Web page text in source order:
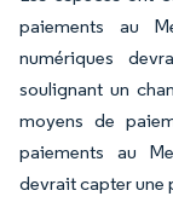
paiements au
numériques
soulignant un
moyens de
paiements au
devrait capter une